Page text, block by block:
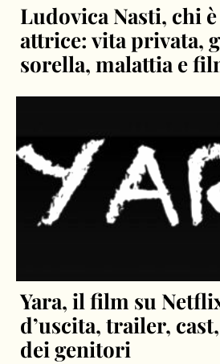
Ludovica Nasti, chi
attrice: vita privata,
sorella, malattia e
Yara, il film su
d’uscita, trailer,
dei genitori